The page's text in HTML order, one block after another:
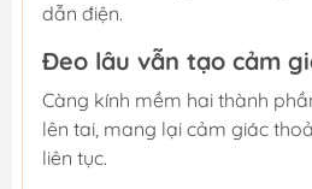
dẫn điện.
Đeo lâu vẫn tạo cảm
Càng kính mềm hai thành
lên tai, mang lại cảm giác
liên tục.